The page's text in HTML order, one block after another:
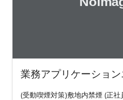
業務アプリケーショ
(受動喫煙対策)敷地内禁煙 (正社